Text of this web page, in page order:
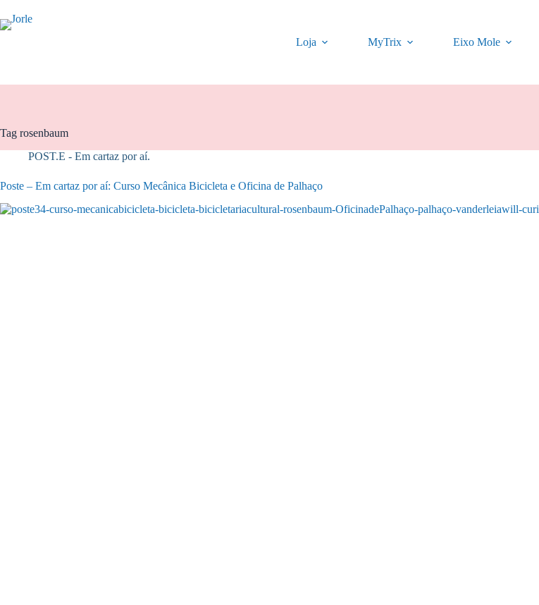
para
o
Loja MyTrix Eixo Mole
Tag rosenbaum
POST.E - Em cartaz por aí.
Poste – Em cartaz por aí: Curso Mecânica Bicicleta e Oficina de Palhaço